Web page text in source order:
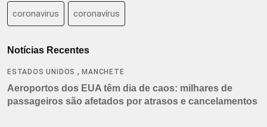
coronavirus coronavírus
Notícias Recentes
ESTADOS UNIDOS ,MANCHETE
Aeroportos dos EUA têm dia de caos: milhares de
passageiros são afetados por atrasos e cancelamentos